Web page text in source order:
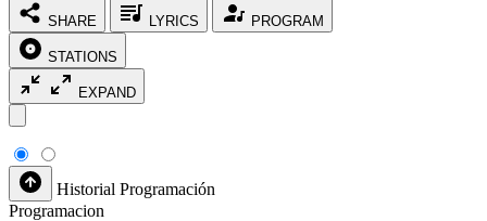
SHARE LYRICS PROGRAM
STATIONS
EXPAND
Historial Programación
Programacion